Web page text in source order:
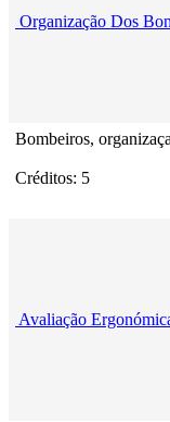
Organização Dos
Bombeiros,
Créditos: 5
Avaliação